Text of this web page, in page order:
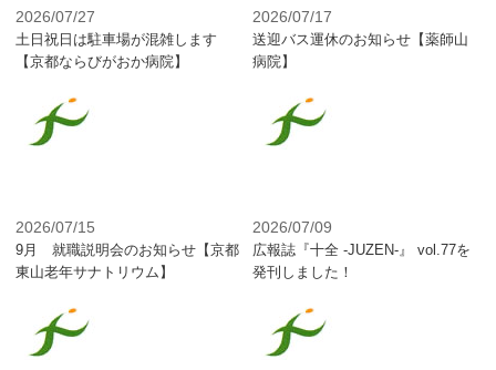
2026/07/27
土日祝日は駐車場が混雑します
【京都ならびがおか病院】
2026/07/17
送迎バス運休のお知らせ【薬師山
病院】
2026/07/15
9月 就職説明会のお知らせ【京都
東山老年サナトリウム】
2026/07/09
広報誌『十全 -JUZEN-』 vol.77を
発刊しました！